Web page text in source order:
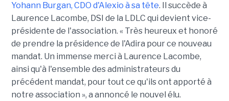
Yohann Burgan, CDO d'Alexio à sa tête. Il succède à
Laurence Lacombe, DSI de la LDLC qui devient vice-
présidente de l'association. « Très heureux et honoré
de prendre la présidence de l'Adira pour ce nouveau
mandat. Un immense merci à Laurence Lacombe,
ainsi qu'à l'ensemble des administrateurs du
précédent mandat, pour tout ce qu'ils ont apporté à
notre association », a annoncé le nouvel élu.